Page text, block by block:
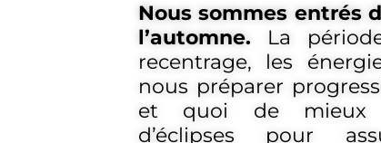
Nous sommes entrés
l’automne. La
recentrage, les
nous préparer
et quoi de mieux
d’éclipses pour